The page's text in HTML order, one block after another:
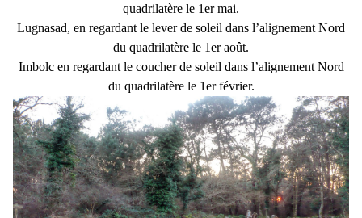
quadrilatère le 1er mai.
Lugnasad, en regardant le lever de soleil dans l’alignement Nord
du quadrilatère le 1er août.
Imbolc en regardant le coucher de soleil dans l’alignement Nord
du quadrilatère le 1er février.